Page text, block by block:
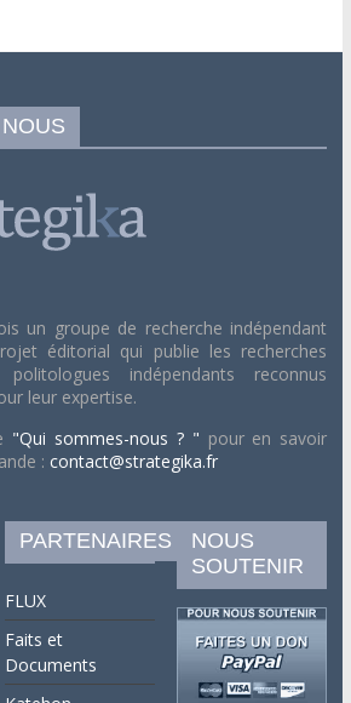
un groupe de recherche indépendant
éditorial qui publie les recherches
indépendants reconnus
leur expertise.
"Qui sommes-nous ? " pour en savoir
: contact@strategika.fr
PARTENAIRES
FLUX
Faits et
Documents
NOUS
SOUTENIR